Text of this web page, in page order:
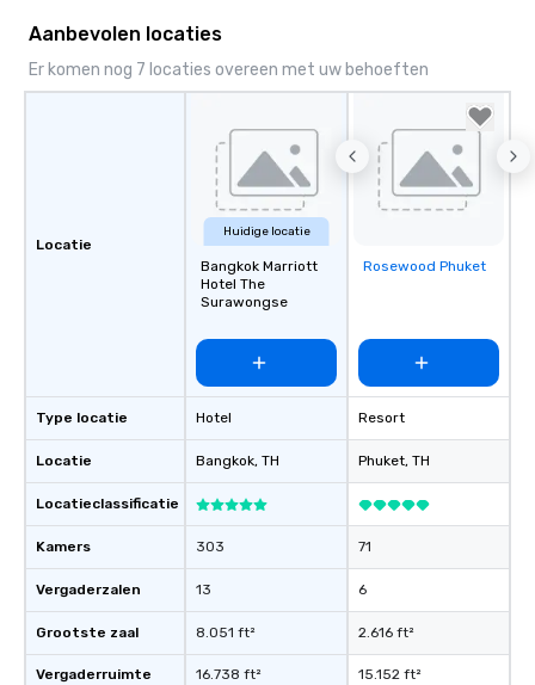
Aanbevolen locaties
Er komen nog 7 locaties overeen met uw behoeften
Locatie
Type locatie
Locatie
Locatieclassificatie
Kamers
Vergaderzalen
Grootste zaal
Vergaderruimte
Huidige locatie
Bangkok Marriott
Hotel The
Surawongse
Hotel
Bangkok, TH
303
13
8.051 ft²
16.738 ft²
Removed from
Rosewood Phuket
Resort
Phuket, TH
71
6
2.616 ft²
15.152 ft²